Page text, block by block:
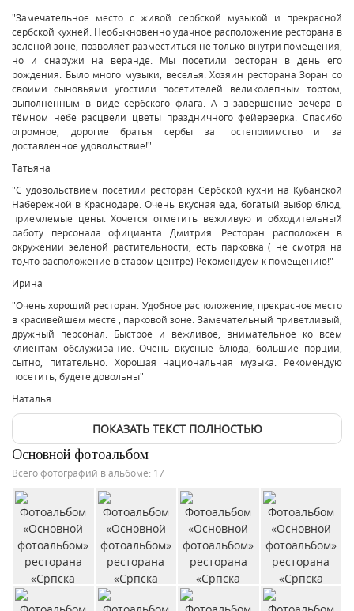
"Замечательное место с живой сербской музыкой и прекрасной
сербской кухней. Необыкновенно удачное расположение ресторана в
зелëной зоне, позволяет разместиться не только внутри помещения,
но и снаружи на веранде. Мы посетили ресторан в день его
рождения. Было много музыки, веселья. Хозяин ресторана Зоран со
своими сыновьями угостили посетителей великолепным тортом,
выполненным в виде сербского флага. А в завершение вечера в
тëмном небе расцвели цветы праздничного фейерверка. Спасибо
огромное, дорогие братья сербы за гостеприимство и за
доставленное удовольствие!"
Татьяна
"С удовольствием посетили ресторан Сербской кухни на Кубанской
Набережной в Краснодаре. Очень вкусная еда, богатый выбор блюд,
приемлемые цены. Хочется отметить вежливую и обходительный
работу персонала официанта Дмитрия. Ресторан расположен в
окружении эеленой растительности, есть парковка ( не смотря на
то,что расположение в старом центре) Рекомендуем к помещению!"
Ирина
"Очень хороший ресторан. Удобное расположение, прекрасное место
в красивейшем месте , парковой зоне. Замечательный приветливый,
дружный персонал. Быстрое и вежливое, внимательное ко всем
клиентам обслуживание. Очень вкусные блюда, большие порции,
сытно, питательно. Хорошая национальная музыка. Рекомендую
посетить, будете довольны"
Наталья
ПОКАЗАТЬ ТЕКСТ ПОЛНОСТЬЮ
Основной фотоальбом
Всего фотографий в альбоме: 17